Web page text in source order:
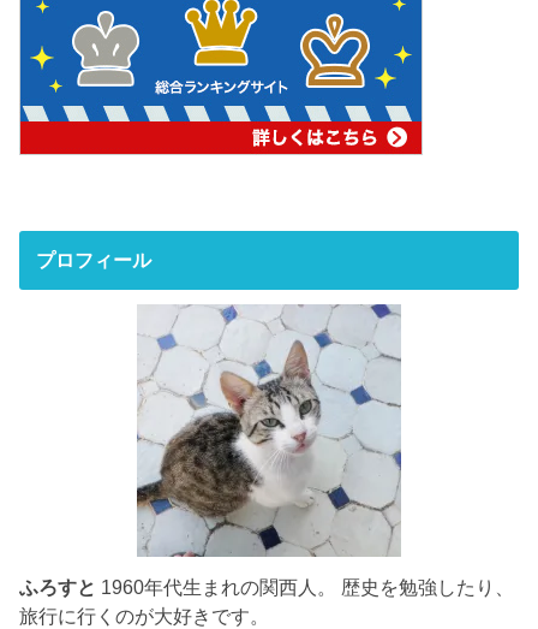
プロフィール
ふろすと 1960年代生まれの関西人。 歴史を勉強したり、
旅行に行くのが大好きです。